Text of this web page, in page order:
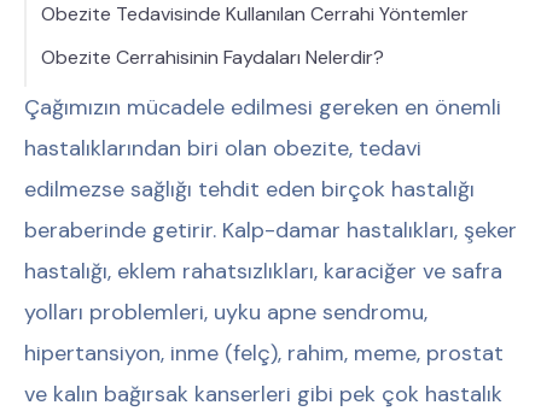
Obezite Tedavisinde Kullanılan Cerrahi Yöntemler
Obezite Cerrahisinin Faydaları Nelerdir?
Çağımızın mücadele edilmesi gereken en önemli
hastalıklarından biri olan obezite, tedavi
edilmezse sağlığı tehdit eden birçok hastalığı
beraberinde getirir. Kalp-damar hastalıkları, şeker
hastalığı, eklem rahatsızlıkları, karaciğer ve safra
yolları problemleri, uyku apne sendromu,
hipertansiyon, inme (felç), rahim, meme, prostat
ve kalın bağırsak kanserleri gibi pek çok hastalık